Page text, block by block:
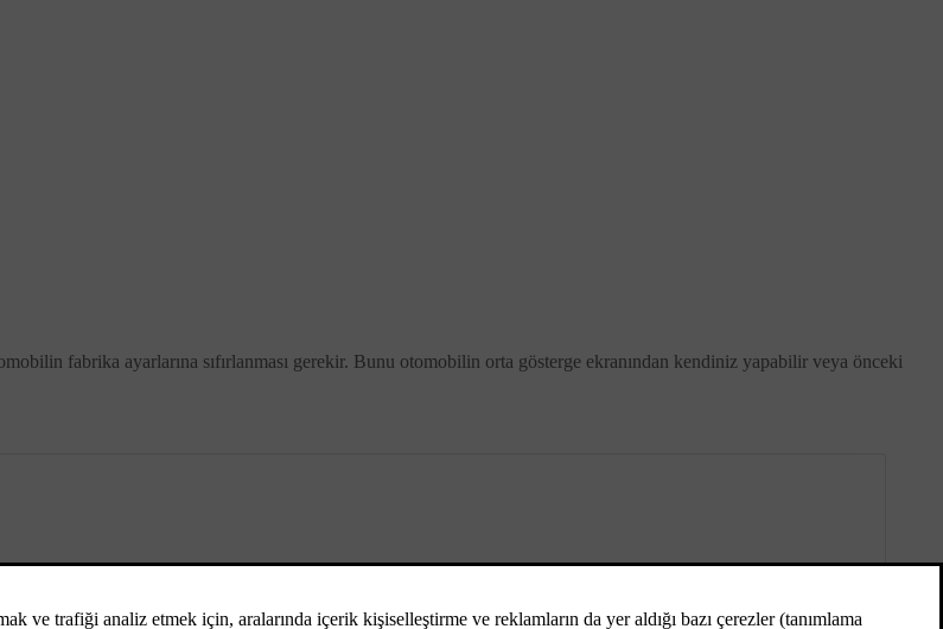
fabrika ayarlarına sıfırlanması gerekir. Bunu otomobilin orta gösterge ekranından kendiniz yapabilir veya önceki